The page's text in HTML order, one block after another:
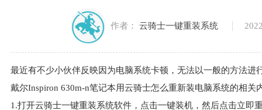
作者： 云骑士一键重装系统
最近有不少小伙伴反映因为电脑系统卡顿，无法以一般的方法
戴尔Inspiron 630m-n笔记本用云骑士怎么重新装电脑系统的相关
1.打开云骑士一键重装系统软件，点击一键装机，然后点击立即